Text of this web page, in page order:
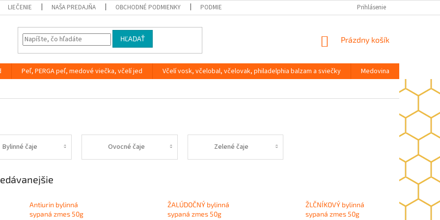
LIEČENIE NAŠA PREDAJŇA OBCHODNÉ PODMIENKY PODMIENKY OCHRANY OSOBNÝCH ÚDAJOV Prihlásenie
HĽADAŤ
NÁKUPNÝ
Prázdny košík
Peľ, PERGA peľ, medové viečka, včelí jed Včelí vosk, včelobal, včelovak, philadelphia balzam a sviečky Medovina
Bylinné čaje Ovocné čaje Zelené čaje
Antiurin bylinná
sypaná zmes 50g
ŽALÚDOČNÝ bylinná
sypaná zmes 50g
ŽLČNÍKOVÝ bylinná
sypaná zmes 50g